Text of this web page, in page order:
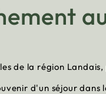
de la région
d'un séjour